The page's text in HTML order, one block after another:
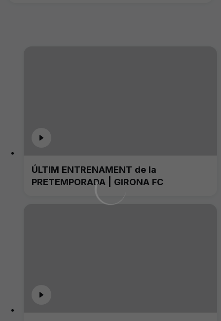
ÚLTIM ENTRENAMENT de la
PRETEMPORADA | GIRONA FC